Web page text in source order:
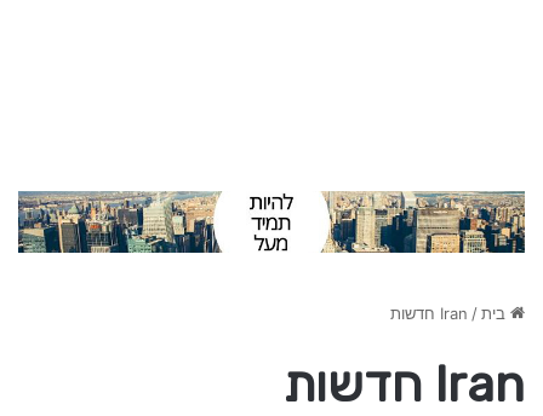
בית/ Iran חדשות
Iran חדשות